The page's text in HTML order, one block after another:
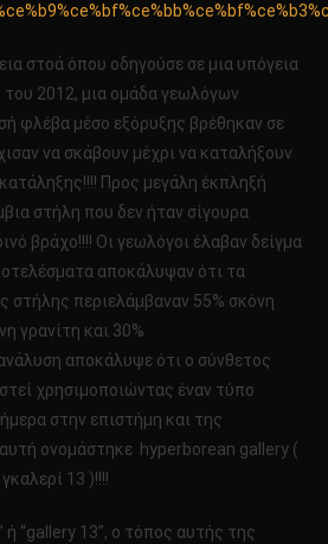
στοά όπου οδηγούσε σε μια υπόγεια
2012, μια ομάδα γεωλόγων
φλέβα μέσο εξόρυξης βρέθηκαν σε
να σκάβουν μέχρι να καταλήξουν
Προς μεγάλη έκπληξή
στήλη που δεν ήταν σίγουρα
βράχο!!!! Οι γεωλόγοι έλαβαν δείγμα
αποκάλυψαν ότι τα
στήλης περιελάμβαναν 55% σκόνη
γρανίτη και 30%
αποκάλυψε ότι ο σύνθετος
χρησιμοποιώντας έναν τύπο
στην επιστήμη και της
ονομάστηκε hyperborean gallery (
13 )!!!!
“gallery 13”, ο τόπος αυτής της